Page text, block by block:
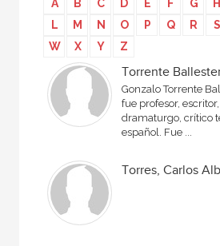
Editor
Editora
Escritor
Escritora
Prologuista
Traductor
A B C D E F G H
L
M N O P Q R S
W
X Y Z
Torrente
Gonzalo Torrente
fue profesor,
dramaturgo, crítico
español. Fue ...
Torres, Carlos